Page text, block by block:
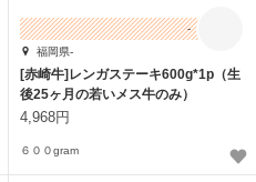
-
福岡県-
[赤崎牛]レンガステーキ600g*1p（生
後25ヶ月の若いメス牛のみ）
4,968円
６００gram